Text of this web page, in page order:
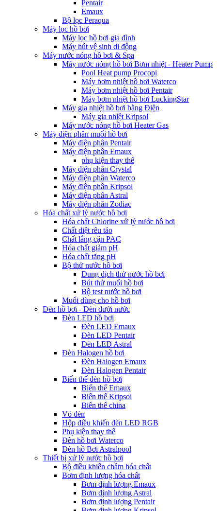
Pentair
Emaux
Bộ lọc Peraqua
Máy lọc hồ bơi
Máy lọc hồ bơi gia đình
Máy hút vệ sinh di động
Máy nước nóng hồ bơi & Spa
Máy nước nóng hồ bơi Bơm nhiệt - Heater Pump
Pool Heat pump Procopi
Máy bơm nhiệt hồ bơi Waterco
Máy bơm nhiệt hồ bơi Pentair
Máy bơm nhiệt hồ bơi LuckingStar
Máy gia nhiệt hồ bơi bằng Điện
Máy gia nhiệt Kripsol
Máy nước nóng hồ bơi Heater Gas
Máy điện phân muối hồ bơi
Máy điện phân Pentair
Máy điện phân Emaux
phụ kiện thay thế
Máy điện phân Crystal
Máy điện phân Waterco
Máy điện phân Kripsol
Máy điện phân Astral
Máy điện phân Zodiac
Hóa chất xử lý nước hồ bơi
Hóa chất Chlorine xử lý nước hồ bơi
Chất diệt rêu tảo
Chất lắng cặn PAC
Hóa chất giảm pH
Hóa chất tăng pH
Bộ thử nước hồ bơi
Dung dịch thử nước hồ bơi
Bút thử muối hồ bơi
Bộ test nước hồ bơi
Muối dùng cho hồ bơi
Đèn hồ bơi - Đèn dưới nước
Đèn LED hồ bơi
Đèn LED Emaux
Đèn LED Pentair
Đèn LED Astral
Đèn Halogen hồ bơi
Đèn Halogen Emaux
Đèn Halogen Pentair
Biến thế đèn hồ bơi
Biến thế Emaux
Biến thế Kripsol
Biến thế china
Vỏ đèn
Hộp điều khiển đèn LED RGB
Phụ kiện thay thế
Đèn hồ bơi Waterco
Đèn hồ Bơi Astralpool
Thiết bị xử lý nước hồ bơi
Bộ điều khiển châm hóa chất
Bơm định lượng hóa chất
Bơm định lượng Emaux
Bơm định lượng Astral
Bơm định lượng Pentair